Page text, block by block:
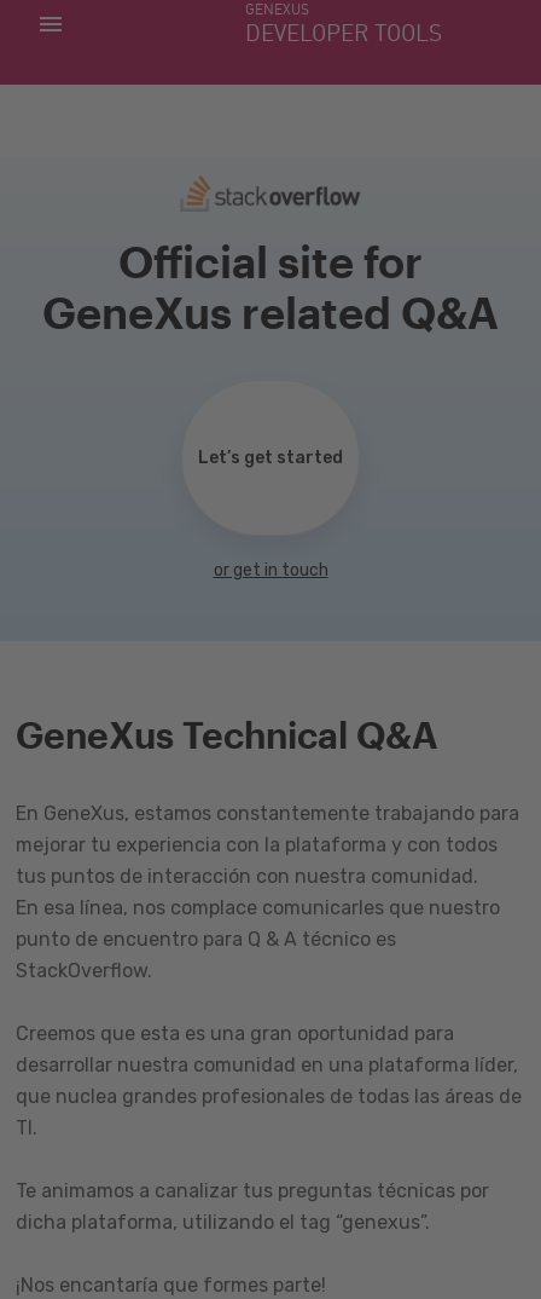
GENEXUS
DEVELOPER TOOLS
MIS APLICACIONES
Official site for
GeneXus related Q&A
Let’s get started
or get in touch
GeneXus Technical Q&A
En GeneXus, estamos constantemente trabajando para
mejorar tu experiencia con la plataforma y con todos
tus puntos de interacción con nuestra comunidad.
En esa línea, nos complace comunicarles que nuestro
punto de encuentro para Q & A técnico es
StackOverflow.
Creemos que esta es una gran oportunidad para
desarrollar nuestra comunidad en una plataforma líder,
que nuclea grandes profesionales de todas las áreas de
TI.
Te animamos a canalizar tus preguntas técnicas por
dicha plataforma, utilizando el tag “genexus”.
¡Nos encantaría que formes parte!